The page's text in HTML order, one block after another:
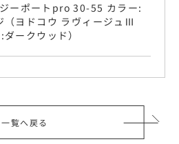
ーポートpro 30-55 カラー:
（ヨドコウ ラヴィージュⅢ
ークウッド）
一覧へ戻る